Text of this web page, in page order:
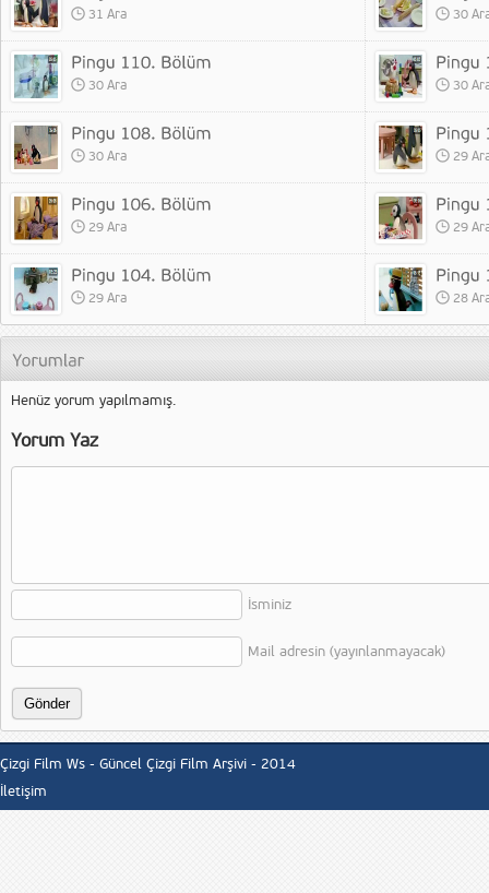
31 Ara 30
30 Ara 30
30 Ara 29
29 Ara 29
29 Ara 28
Henüz yorum yapılmamış.
Yorum Yaz
İsminiz
Mail adresin (yayınlanmayacak)
Çizgi Film Ws - Güncel Çizgi Film Arşivi - 2014
İletişim